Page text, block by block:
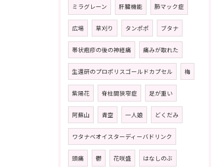
ミラグレーン 肝臓機能 肺マック症
広場 草刈り タンポポ ブタナ
帯状疱疹の後の神経痛 痛みが取れた
生還研のプロポリスゴールドカプセル 梅
紫陽花 脊柱間狭窄症 足が重い
阿蘇山 青空 一人娘 どくだみ
ワタナベオイスターディーバドリンク
頭痛 鬱 花咲盛 はなしのぶ